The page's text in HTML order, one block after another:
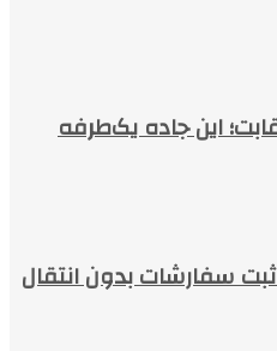
رقابت؛ این جاده یک‌طرفه
ثبت سفارشات بدون انتقال